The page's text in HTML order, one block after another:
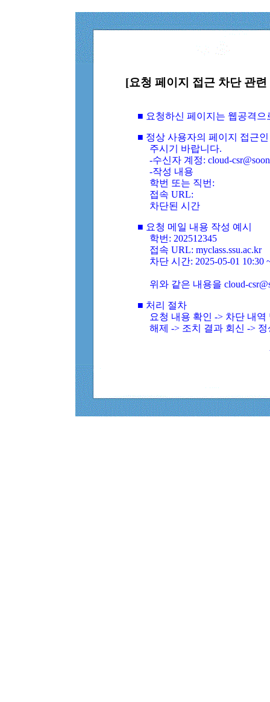
[요청 페이지 접근 차단 관
■ 요청하신 페이지는 웹공격
■ 정상 사용자의 페이지 접근
주시기 바랍니다.
-수신자 계정: cloud-
-작성 내용
학번 또는 직번:
접속 URL:
차단된 시간
■ 요청 메일 내용 작성 예시
학번: 202512345
접속 URL: myclass.ssu.ac.kr
차단 시간: 2025-05-01 10:30
위와 같은 내용을 cloud-
■ 처리 절차
요청 내용 확인 -> 차단 내
해제 -> 조치 결과 회신 ->